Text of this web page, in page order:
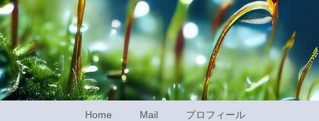
Home Mail プロフィール